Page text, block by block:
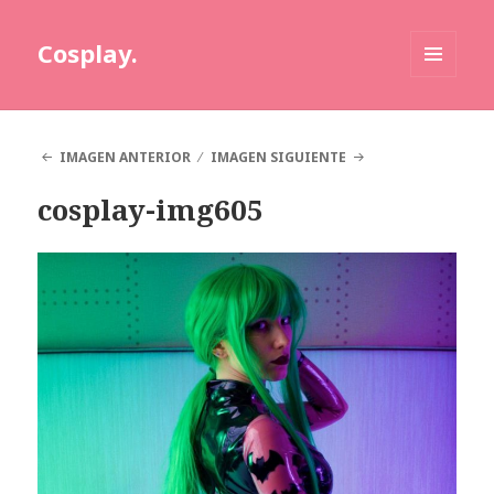
Cosplay.
IMAGEN ANTERIOR
IMAGEN SIGUIENTE
cosplay-img605